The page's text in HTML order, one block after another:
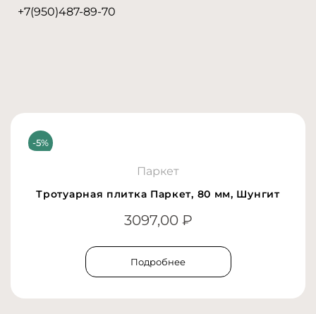
+7(950)487-89-70
Паркет
Тротуарная плитка Паркет, 80 мм, Шунгит
3097,00 ₽
Подробнее